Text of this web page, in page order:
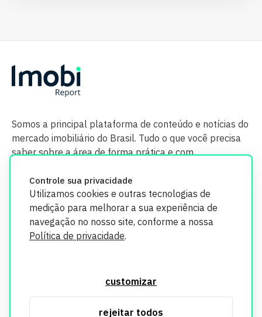
Controle sua privacidade
Utilizamos cookies e outras tecnologias de
medição para melhorar a sua experiência de
navegação no nosso site, conforme a nossa
Política de privacidade.
customizar
rejeitar todos
Somos a principal plataforma de conteúdo e notícias do
mercado imobiliário do Brasil. Tudo o que você precisa
saber sobre a área de forma prática e com
segurança. Todos os dados coletados em nosso site são
utilizados exclusivamente para fins de aprimoramento de
informações, consulte nossa Política de Privacidade.